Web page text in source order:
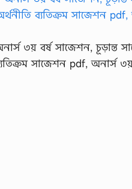
৩য় বর্ষ সাজেশন, চূড়ান্ত
সাজেশন pdf, অনার্স